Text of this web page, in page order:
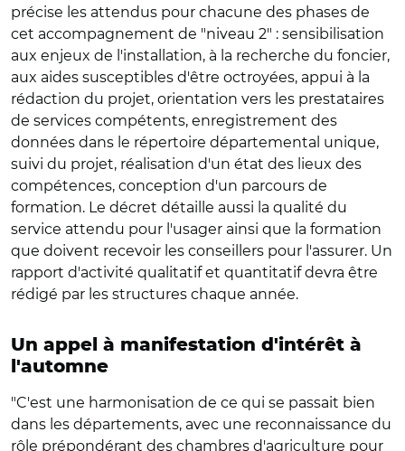
précise les attendus pour chacune des phases de
cet accompagnement de "niveau 2" : sensibilisation
aux enjeux de l'installation, à la recherche du foncier,
aux aides susceptibles d'être octroyées, appui à la
rédaction du projet, orientation vers les prestataires
de services compétents, enregistrement des
données dans le répertoire départemental unique,
suivi du projet, réalisation d'un état des lieux des
compétences, conception d'un parcours de
formation. Le décret détaille aussi la qualité du
service attendu pour l'usager ainsi que la formation
que doivent recevoir les conseillers pour l'assurer. Un
rapport d'activité qualitatif et quantitatif devra être
rédigé par les structures chaque année.
Un appel à manifestation d'intérêt à
l'automne
"C'est une harmonisation de ce qui se passait bien
dans les départements, avec une reconnaissance du
rôle prépondérant des chambres d'agriculture pour